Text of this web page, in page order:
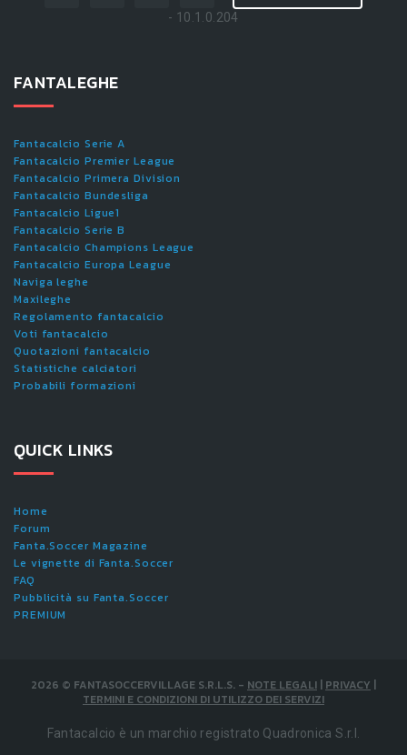
- 10.1.0.204
FANTALEGHE
Fantacalcio Serie A
Fantacalcio Premier League
Fantacalcio Primera Division
Fantacalcio Bundesliga
Fantacalcio Ligue1
Fantacalcio Serie B
Fantacalcio Champions League
Fantacalcio Europa League
Naviga leghe
Maxileghe
Regolamento fantacalcio
Voti fantacalcio
Quotazioni fantacalcio
Statistiche calciatori
Probabili formazioni
QUICK LINKS
Home
Forum
Fanta.Soccer Magazine
Le vignette di Fanta.Soccer
FAQ
Pubblicità su Fanta.Soccer
PREMIUM
2026 © FANTASOCCERVILLAGE S.R.L.S. - NOTE LEGALI | PRIVACY |
TERMINI E CONDIZIONI DI UTILIZZO DEI SERVIZI
Fantacalcio è un marchio registrato Quadronica S.r.l.